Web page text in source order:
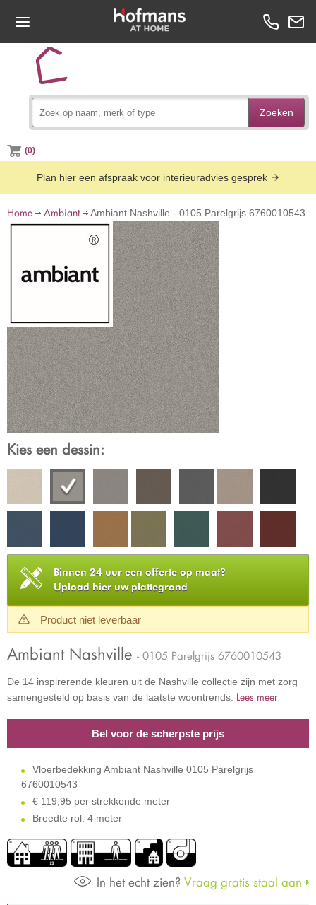
Zoeken
(0)
Plan hier een afspraak voor interieuradvies gesprek
Home Ambiant Ambiant Nashville - 0105 Parelgrijs 6760010543
Kies een dessin:
Binnen 24 uur een offerte op maat?
Upload hier uw plattegrond
Product niet leverbaar
Ambiant Nashville - 0105 Parelgrijs 6760010543
De 14 inspirerende kleuren uit de Nashville collectie zijn met zorg
samengesteld op basis van de laatste woontrends. Lees meer
Bel voor de scherpste prijs
Vloerbedekking Ambiant Nashville 0105 Parelgrijs
6760010543
€ 119,95 per strekkende meter
Breedte rol: 4 meter
In het echt zien? Vraag gratis staal aan